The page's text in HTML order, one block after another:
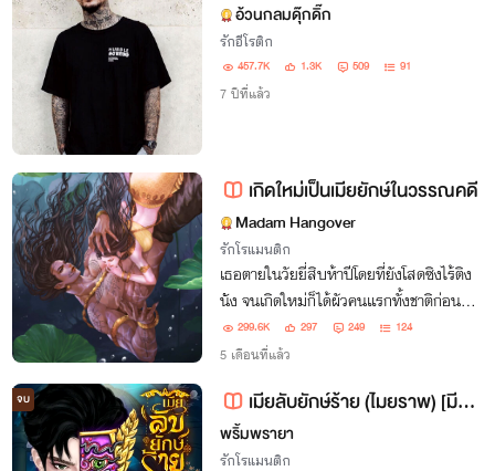
อ้วนกลมดุ๊กดิ๊ก
รักอีโรติก
457.7K 1.3K 509 91
7 ปีที่แล้ว
เกิดใหม่เป็นเมียยักษ์ในวรรณคดี
Madam Hangover
รักโรแมนติก
เธอตายในวัยยี่สิบห้าปีโดยที่ยังโสดซิงไร้ติง
นัง จนเกิดใหม่ก็ได้ผัวคนเเรกทั้งชาติก่อน
เเละชาตินี้ เเต่ดันได้ผัวเป็นยักษ์ซะนี่! "เจ้า
จันทร์ เจ้าเป็นเมียข้า เจ้าต้องร่วมเสพสังวาส
299.6K 297 249 124
5 เดือนที่แล้ว
จบ เมียลับยักษ์ร้าย (ไมยราพ) [มีE-Book]
พริ้มพรายา
รักโรแมนติก